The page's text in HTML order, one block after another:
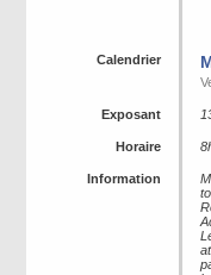
Calendrier
Exposant
Horaire
Information